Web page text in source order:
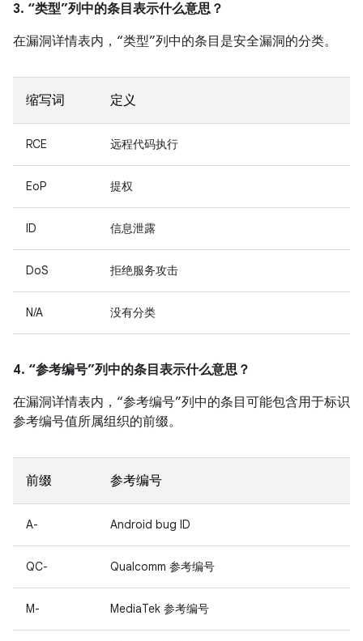
3. “类型”列中的条目表示什么意思？
在漏洞详情表内，“类型”列中的条目是安全漏洞的分类。
缩写词 定义
RCE 远程代码执行
EoP 提权
ID 信息泄露
DoS 拒绝服务攻击
N/A 没有分类
4. “参考编号”列中的条目表示什么意思？
在漏洞详情表内，“参考编号”列中的条目可能包含用于标识
参考编号值所属组织的前缀。
前缀 参考编号
A- Android bug ID
QC- Qualcomm 参考编号
M- MediaTek 参考编号